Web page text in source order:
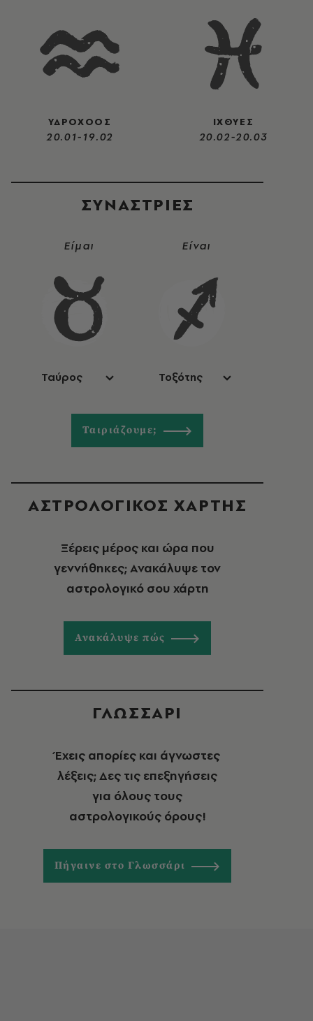
ΥΔΡΟΧΟΟΣ
20.01-19.02
ΙΧΘΥΕΣ
20.02-20.03
ΣΥΝΑΣΤΡIΕΣ
Είμαι
Ταύρος
Είναι
Τοξότης
Ταιριάζουμε;
ΑΣΤΡΟΛΟΓΙΚΟΣ ΧΑΡΤΗΣ
Ξέρεις μέρος και ώρα που
γεννήθηκες; Ανακάλυψε τον
αστρολογικό σου χάρτη
Ανακάλυψε πώς
ΓΛΩΣΣΑΡΙ
Έχεις απορίες και άγνωστες
λέξεις; Δες τις επεξηγήσεις
για όλους τους
αστρολογικούς όρους!
Πήγαινε στο Γλωσσάρι